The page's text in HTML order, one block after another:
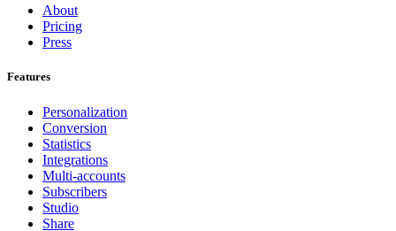
About
Pricing
Press
Features
Personalization
Conversion
Statistics
Integrations
Multi-accounts
Subscribers
Studio
Share